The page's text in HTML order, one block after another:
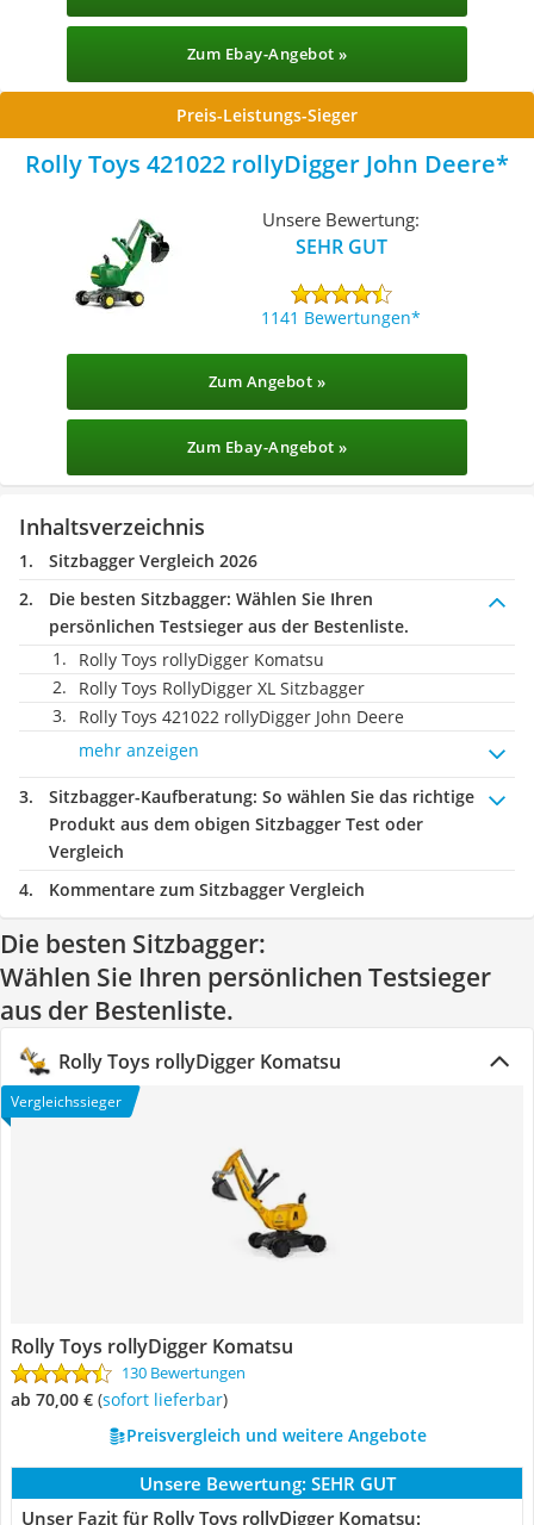
Zum Ebay-Angebot »
Preis-Leistungs-Sieger
Rolly Toys 421022 rollyDigger John Deere
Unsere Bewertung:
SEHR GUT
1141 Bewertungen
Zum Angebot »
Zum Ebay-Angebot »
Inhaltsverzeichnis
Sitzbagger Vergleich 2026
Die besten Sitzbagger: Wählen Sie Ihren
persönlichen Testsieger aus der Bestenliste.
Rolly Toys rollyDigger Komatsu
Rolly Toys RollyDigger XL Sitzbagger
Rolly Toys 421022 rollyDigger John Deere
mehr anzeigen
Sitzbagger-Kaufberatung: So wählen Sie das richtige
Produkt aus dem obigen Sitzbagger Test oder
Vergleich
Kommentare zum Sitzbagger Vergleich
Die besten Sitzbagger:
Wählen Sie Ihren persönlichen Testsieger
aus der Bestenliste.
Rolly Toys rollyDigger Komatsu
Vergleichssieger
Rolly Toys rollyDigger Komatsu
130 Bewertungen
ab 70,00 € ( Sofort lieferbar)
Preisvergleich und weitere Angebote
Unsere Bewertung: SEHR GUT
Unser Fazit für Rolly Toys rollyDigger Komatsu: